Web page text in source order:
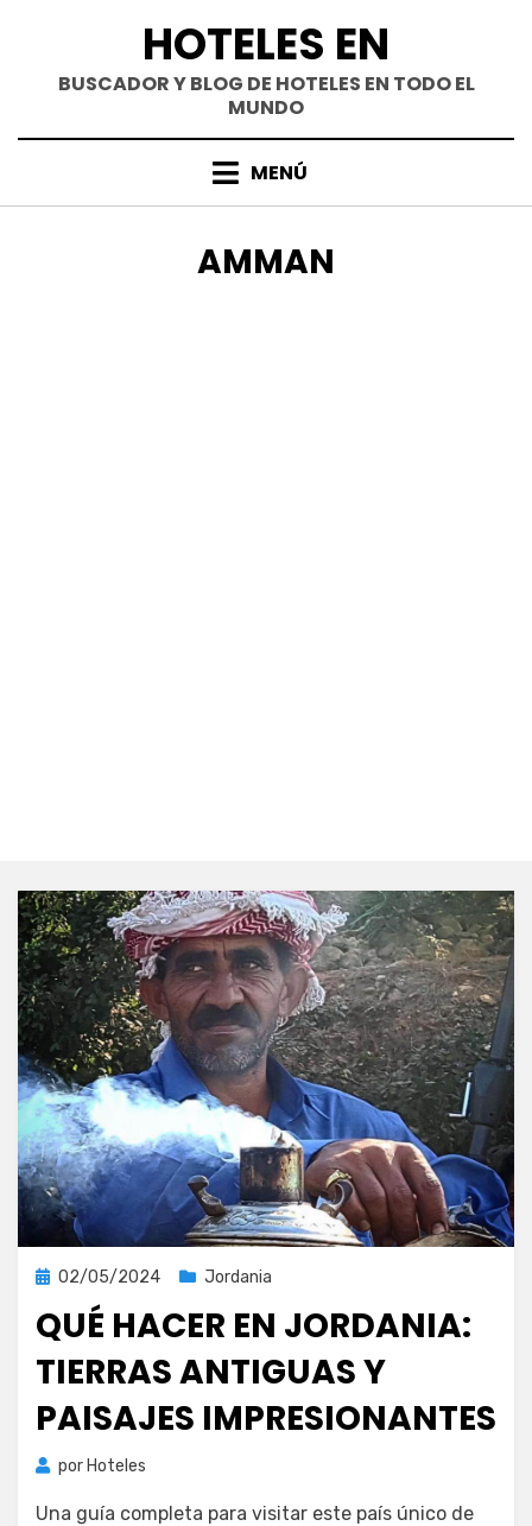
contenido
HOTELES EN
BUSCADOR Y BLOG DE HOTELES EN TODO EL
MUNDO
MENÚ
ETIQUETA
:
AMMAN
Publicada
02/05/2024 Jordania
QUÉ HACER EN JORDANIA:
TIERRAS ANTIGUAS Y
PAISAJES IMPRESIONANTES
por Hoteles
Una guía completa para visitar este país único de